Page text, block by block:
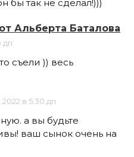
бы так не сделал!)))
Альберта Баталова
дп
съели )) весь
2022 в 5:30 дп
а вы будьте
ваш сынок очень на